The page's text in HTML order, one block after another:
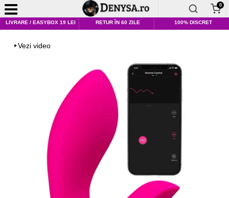
0
LIVRARE / EASYBOX 19 LEI RETUR ÎN 60 ZILE 100% DISCRET
Vezi video